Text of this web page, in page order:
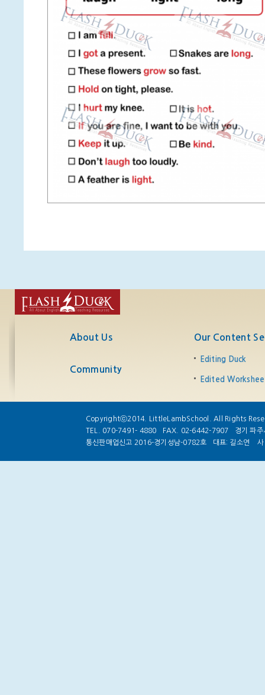
About Us
Community
Our Content
Editing Duck
Edited
Copyrightⓒ2014. LittleLambSchool. All Rights
TEL. 070-7491- 4880
FAX. 02-6442-7907
경기 파
통신판매업신고 2016-경기성남-0782호
대표: 길소연